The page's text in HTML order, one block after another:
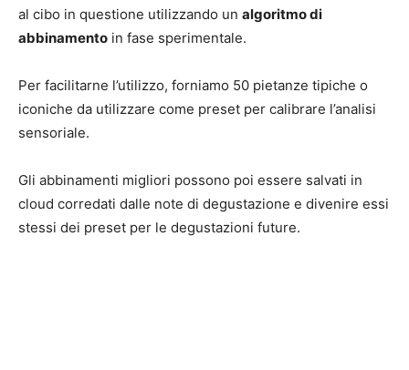
al cibo in questione utilizzando un algoritmo di
abbinamento in fase sperimentale.
Per facilitarne l’utilizzo, forniamo 50 pietanze tipiche o
iconiche da utilizzare come preset per calibrare l’analisi
sensoriale.
Gli abbinamenti migliori possono poi essere salvati in
cloud corredati dalle note di degustazione e divenire essi
stessi dei preset per le degustazioni future.